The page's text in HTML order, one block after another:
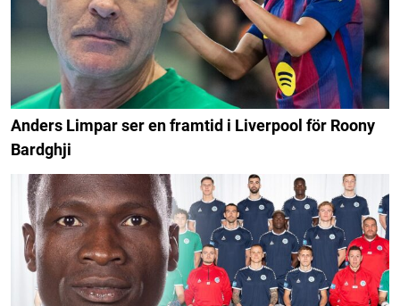
Anders Limpar ser en framtid i Liverpool för Roony
Bardghji